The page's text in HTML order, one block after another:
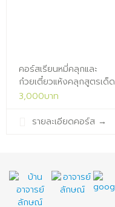
คอร์สเรียนหมี่คลุกและ
ก๋วยเตี๋ยวแห้งคลุกสูตรเด็ด
มือ
ห้องเรียน1)x
3,000บาท
รายละเอียดคอร์ส →